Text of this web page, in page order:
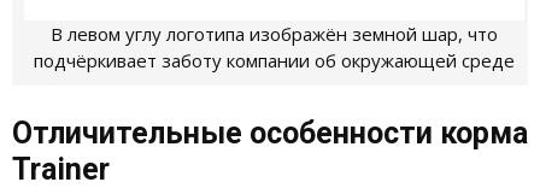
В левом углу логотипа изображён земной шар, что
подчёркивает заботу компании об окружающей среде
Отличительные особенности корма
Trainer